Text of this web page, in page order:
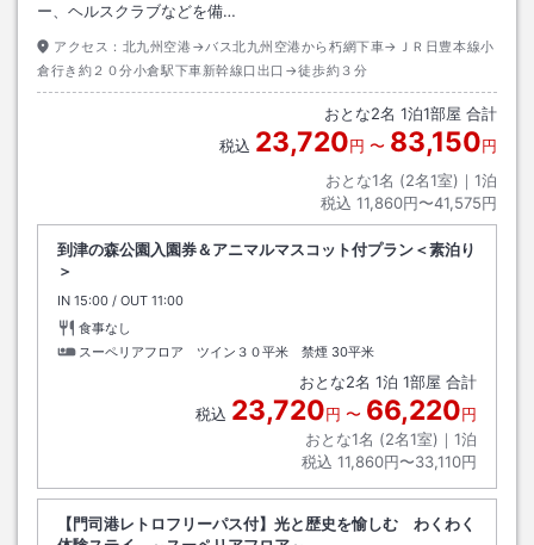
ー、ヘルスクラブなどを備…
アクセス： 北九州空港→バス北九州空港から朽網下車→ＪＲ日豊本線小
倉行き約２０分小倉駅下車新幹線口出口→徒歩約３分
おとな2名 1泊1部屋 合計
税込 23,720円 〜 83,150円
おとな1名 (2名1室)｜ 1泊
税込 11,860円〜41,575円
到津の森公園入園券＆アニマルマスコット付プラン＜素泊り
＞
IN チェックイン
15:00 / OUT チェックアウト
11:00
食事なし
スーペリアフロア ツイン３０平米 禁煙 30平米
おとな2名 1泊 1部屋 合計
税込 23,720円 〜 66,220円
おとな1名 (2名1室)｜ 1泊
税込 11,860円〜33,110円
【門司港レトロフリーパス付】光と歴史を愉しむ わくわく